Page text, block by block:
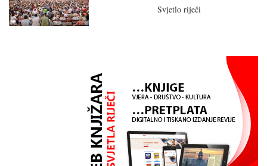
Svjetlo riječi